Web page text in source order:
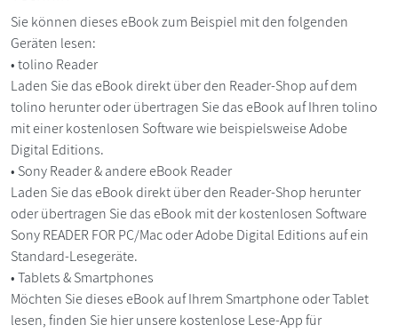
Sie können dieses eBook zum Beispiel mit den folgenden
Geräten lesen:
• tolino Reader
Laden Sie das eBook direkt über den Reader-Shop auf dem
tolino herunter oder übertragen Sie das eBook auf Ihren tolino
mit einer kostenlosen Software wie beispielsweise Adobe
Digital Editions.
• Sony Reader & andere eBook Reader
Laden Sie das eBook direkt über den Reader-Shop herunter
oder übertragen Sie das eBook mit der kostenlosen Software
Sony READER FOR PC/Mac oder Adobe Digital Editions auf ein
Standard-Lesegeräte.
• Tablets & Smartphones
Möchten Sie dieses eBook auf Ihrem Smartphone oder Tablet
lesen, finden Sie hier unsere kostenlose Lese-App für